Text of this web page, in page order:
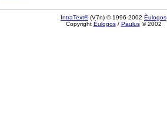
IntraText®(V7n) © 1996-2002 Èulogos
Copyright Èulogos/ Paulus© 2002